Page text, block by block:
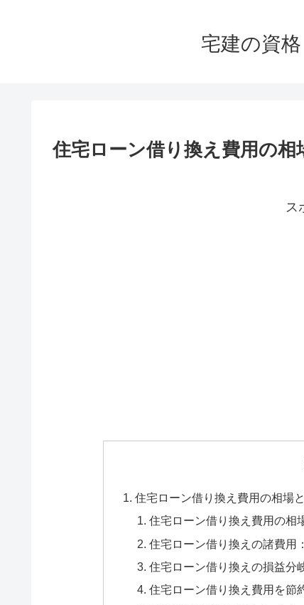
宅建の資
住宅ローン借り換え費用の相
ス
住宅ローン借り換え費用の相場
住宅ローン借り換え費用の相
住宅ローン借り換えの諸費用
住宅ローン借り換えの損益分
住宅ローン借り換え費用を節